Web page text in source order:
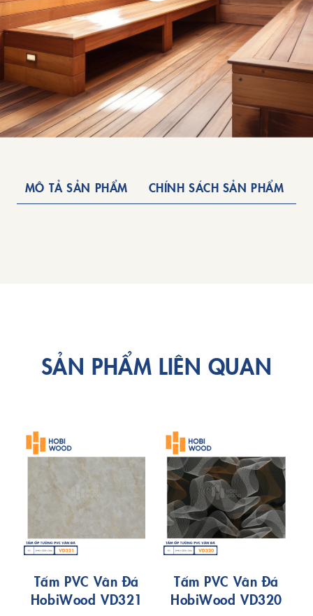
MÔ TẢ SẢN PHẨM CHÍNH SÁCH SẢN PHẨM
SẢN PHẨM LIÊN QUAN
Tấm PVC Vân Đá
HobiWood VD321
Tấm PVC Vân Đá
HobiWood VD320